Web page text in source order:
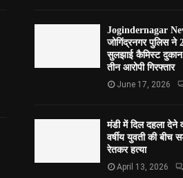
Jogindernagar
जोगिंद्रनगर पुलिस ने
सुलझाई कैमिस्ट दुकान
तीन आरोपी गिरफ्तार
June 17, 2026
मंडी में दिल दहला देने
वर्षीय युवती की बीच
रेतकर हत्या
April 13, 2026